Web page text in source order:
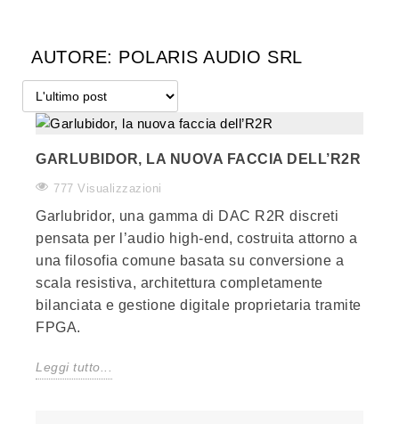
AUTORE: POLARIS AUDIO SRL
GARLUBIDOR, LA NUOVA FACCIA DELL’R2R
777 Visualizzazioni
Garlubridor, una gamma di DAC R2R discreti
pensata per l’audio high-end, costruita attorno a
una filosofia comune basata su conversione a
scala resistiva, architettura completamente
bilanciata e gestione digitale proprietaria tramite
FPGA.
Leggi tutto...